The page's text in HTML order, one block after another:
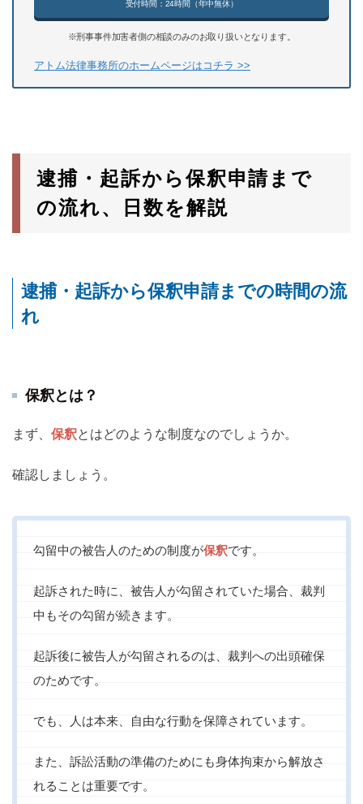
受付時間：24時間（年中無休）
※刑事事件加害者側の相談のみのお取り扱いとなります。
アトム法律事務所のホームページはコチラ >>
逮捕・起訴から保釈申請まで
の流れ、日数を解説
逮捕・起訴から保釈申請までの時間の流
れ
保釈とは？
まず、 保釈とはどのような制度なのでしょうか。
確認しましょう。
勾留中の被告人のための制度が保釈です。
起訴された時に、被告人が勾留されていた場合、裁判
中もその勾留が続きます。
起訴後に被告人が勾留されるのは、裁判への出頭確保
のためです。
でも、人は本来、自由な行動を保障されています。
また、訴訟活動の準備のためにも身体拘束から解放さ
れることは重要です。